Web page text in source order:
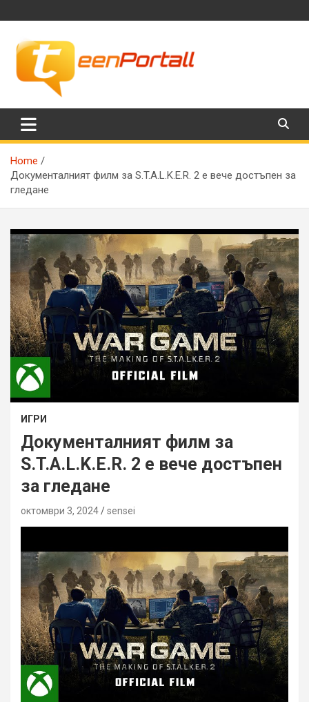
to
TeenPortall
Home
Документалният филм за S.T.A.L.K.E.R. 2 е вече достъпен за
гледане
ИГРИ
Документалният филм за
S.T.A.L.K.E.R. 2 е вече достъпен
за гледане
октомври 3, 2024 sensei